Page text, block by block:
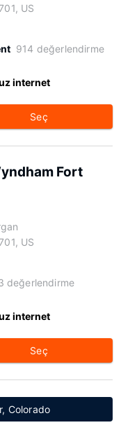
US
914 değerlendirme
internet
Seç
Fort
US
değerlendirme
internet
Seç
Colorado